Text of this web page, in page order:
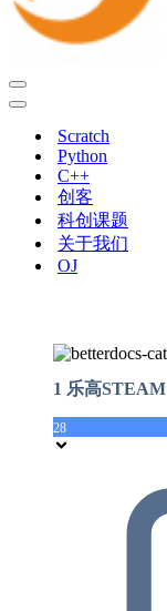
导
航
导
Scratch
Python
C++
创客
科创课题
关于我们
OJ
1 乐高STEAM
28